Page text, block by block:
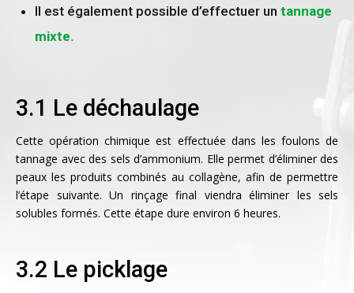
Il est également possible d’effectuer un tannage
mixte.
3.1 Le déchaulage
Cette opération chimique est effectuée dans les foulons de
tannage avec des sels d’ammonium. Elle permet d’éliminer des
peaux les produits combinés au collagène, afin de permettre
l’étape suivante. Un rinçage final viendra éliminer les sels
solubles formés. Cette étape dure environ 6 heures.
3.2 Le picklage